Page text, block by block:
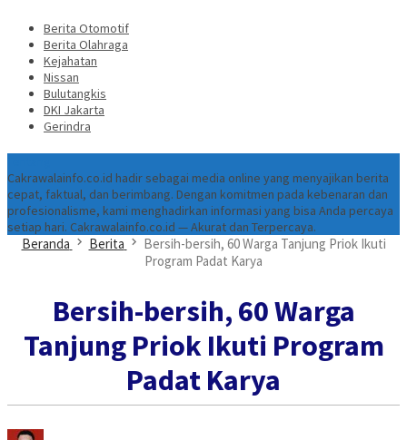
Berita Otomotif
Berita Olahraga
Kejahatan
Nissan
Bulutangkis
DKI Jakarta
Gerindra
Cakrawalainfo.co.id hadir sebagai media online yang menyajikan berita
cepat, faktual, dan berimbang. Dengan komitmen pada kebenaran dan
profesionalisme, kami menghadirkan informasi yang bisa Anda percaya
setiap hari. Cakrawalainfo.co.id — Akurat dan Terpercaya.
Beranda Berita
Bersih-bersih, 60 Warga Tanjung Priok Ikuti
Program Padat Karya
Bersih-bersih, 60 Warga
Tanjung Priok Ikuti Program
Padat Karya